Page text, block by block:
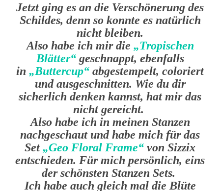
Jetzt ging es an die Verschönerung des
Schildes, denn so konnte es natürlich
nicht bleiben.
Also habe ich mir die „Tropischen
Blätter“geschnappt, ebenfalls
in „Buttercup“ abgestempelt, coloriert
und ausgeschnitten. Wie du dir
sicherlich denken kannst, hat mir das
nicht gereicht.
Also habe ich in meinen Stanzen
nachgeschaut und habe mich für das
Set„Geo Floral Frame“ von Sizzix
entschieden. Für mich persönlich, eins
der schönsten Stanzen Sets.
Ich habe auch gleich mal die Blüte